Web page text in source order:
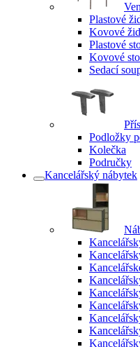
Plastové
Kovové
Plastové
Kovové
Sedací
Podložky
Kolečka
Područky
Kancelářský nábytek